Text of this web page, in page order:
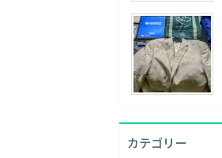
カテゴリー